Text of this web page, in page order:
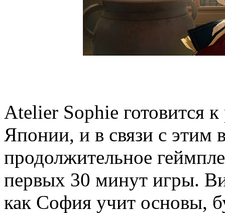
Atelier Sophie готовится
Японии, и в связи с этим
продолжительное
первых 30 минут игры.
как София учит основы,